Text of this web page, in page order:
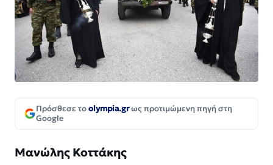
Πρόσθεσε τοolympia.grως προτιμώμενη πηγή στη
Google
Μανώλης Κοττάκης